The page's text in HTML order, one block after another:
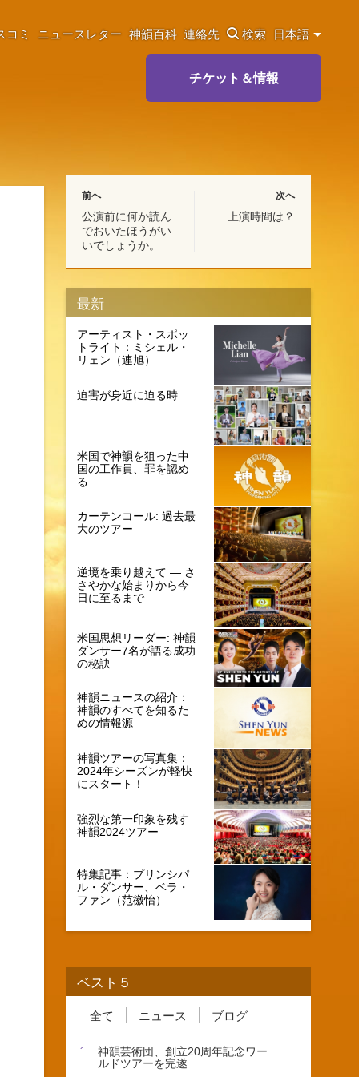
コミ ニュースレター 神韻百科 連絡先 検索 日本語
チケット＆情報
前へ
公演前に何か読ん
でおいたほうがい
いでしょうか。
次へ
上演時間は？
最新
アーティスト・スポッ
トライト：ミシェル・
リェン（連旭）
迫害が身近に迫る時
米国で神韻を狙った中
国の工作員、罪を認め
る
カーテンコール: 過去最
大のツアー
逆境を乗り越えて ― さ
さやかな始まりから今
日に至るまで
米国思想リーダー: 神韻
ダンサー7名が語る成功
の秘訣
神韻ニュースの紹介：
神韻のすべてを知るた
めの情報源
神韻ツアーの写真集：
2024年シーズンが軽快
にスタート！
強烈な第一印象を残す
神韻2024ツアー
特集記事：プリンシパ
ル・ダンサー、ベラ・
ファン（范徽怡）
ベスト５
全て ニュース ブログ
1
神韻芸術団、創立20周年記念ワー
ルドツアーを完遂